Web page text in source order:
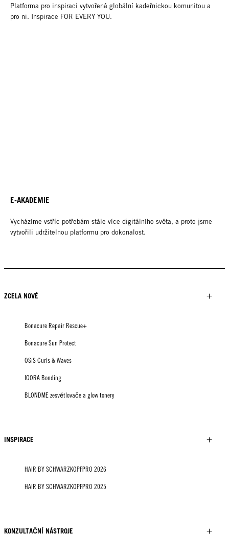
Platforma pro inspiraci vytvořená globální kadeřnickou komunitou a
pro ni. Inspirace FOR EVERY YOU.
E-AKADEMIE
Vycházíme vstříc potřebám stále více digitálního světa, a proto jsme
vytvořili udržitelnou platformu pro dokonalost.
ZCELA NOVÉ
Bonacure Repair Rescue+
Bonacure Sun Protect
OSiS Curls & Waves
IGORA Bonding
BLONDME zesvětlovače a glow tonery
INSPIRACE
HAIR BY SCHWARZKOPFPRO 2026
HAIR BY SCHWARZKOPFPRO 2025
KONZULTAČNÍ NÁSTROJE